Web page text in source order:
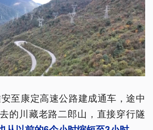
至康定高速公路建成通车，途中
的川藏老路二郎山，直接穿行隧